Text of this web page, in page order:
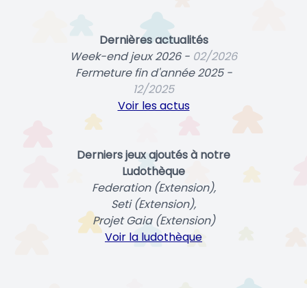
Dernières actualités
Week-end jeux 2026 - 02/2026
Fermeture fin d'année 2025 -
12/2025
Voir les actus
Derniers jeux ajoutés à notre
Ludothèque
Federation (Extension),
Seti (Extension),
Projet Gaia (Extension)
Voir la ludothèque